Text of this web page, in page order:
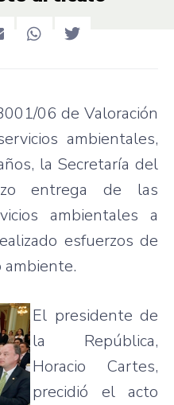
06 de Valoración
ambientales,
la Secretaría del
entrega de las
ambientales a
esfuerzos de
ambiente.
El presidente de
la República,
Horacio Cartes,
precidió el acto